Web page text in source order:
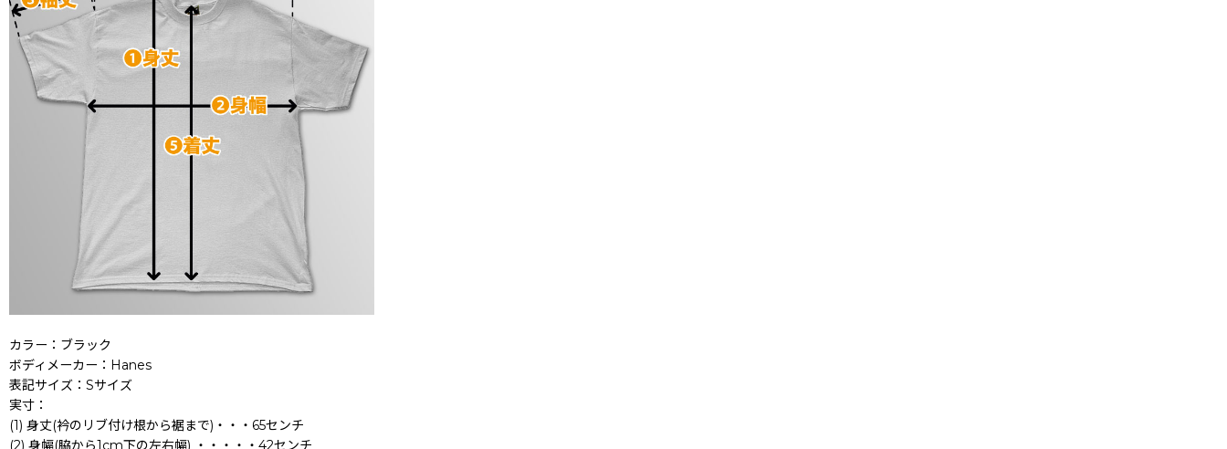
カラー：ブラック
ボディメーカー：Hanes
表記サイズ：Sサイズ
実寸：
(1) 身丈(衿のリブ付け根から裾まで)・・・65センチ
(2) 身幅(脇から1cm下の左右幅) ・・・・・42センチ